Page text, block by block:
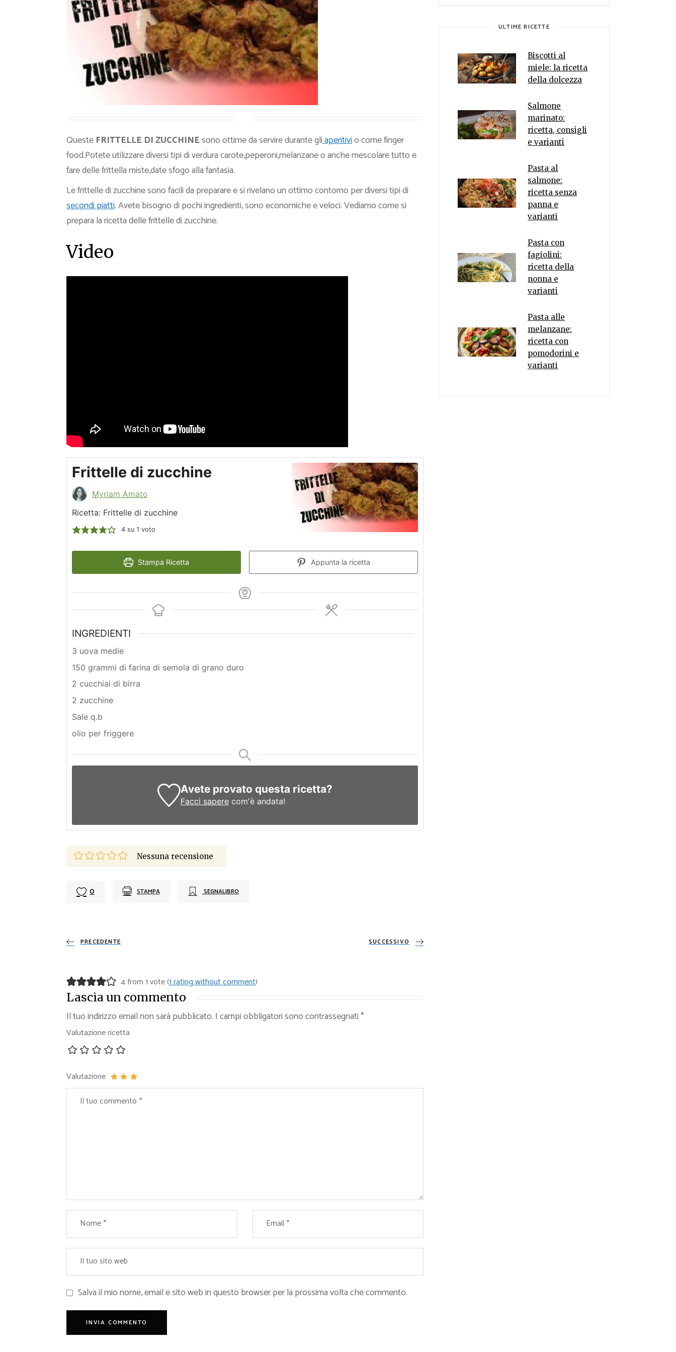
Ricette Piatti unici
Ricette Pesce
Video Ricette
Ricette per Ingrediente
Queste FRITTELLE DI ZUCCHINEsono ottime da servire durante gliaperitivio come finger
food.Potete utilizzare diversi tipi di verdura carote,peperoni,melanzane o anche mescolare tutto e
fare delle frittella miste,date sfogo alla fantasia.
Le frittelle di zucchine sono facili da preparare e si rivelano un ottimo contorno per diversi tipi di
secondi piatti. Avete bisogno di pochi ingredienti, sono economiche e veloci. Vediamo come si
prepara la ricetta delle frittelle di zucchine.
Video
Frittelle di zucchine
Myriam Amato
Ricetta: Frittelle di zucchine
4su 1 voto
Stampa Ricetta Appunta la ricetta
INGREDIENTI
3 uova medie
150 grammi di farina di semola di grano duro
2 cucchiai di birra
2 zucchine
Sale q.b
olio per friggere
Avete provato questa ricetta?
Facci saperecom'è andata!
Nessuna recensione
0 STAMPA SEGNALIBRO
PRECEDENTE SUCCESSIVO
4 from 1 vote (1 rating without comment)
Lascia un commento
Il tuo indirizzo email non sarà pubblicato. I campi obbligatori sono contrassegnati*
Valutazione ricetta
Valutazione
Salva il mio nome, email e sito web in questo browser per la prossima volta che commento.
ULTIME RICETTE
Biscotti al
miele: la ricetta
della dolcezza
Salmone
marinato:
ricetta, consigli
e varianti
Pasta al
salmone:
ricetta senza
panna e
varianti
Pasta con
fagiolini:
ricetta della
nonna e
varianti
Pasta alle
melanzane:
ricetta con
pomodorini e
varianti